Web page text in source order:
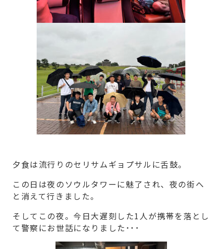
夕食は流行りのセリサムギョプサルに舌鼓。
この日は夜のソウルタワーに魅了され、夜の街へ
と消えて行きました。
そしてこの夜。今日大遅刻した1人が携帯を落とし
て警察にお世話になりました･･･